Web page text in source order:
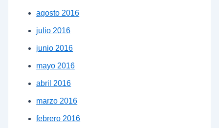
agosto 2016
julio 2016
junio 2016
mayo 2016
abril 2016
marzo 2016
febrero 2016